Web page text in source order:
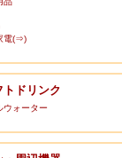
電(⇒)
トドリンク
ウォーター